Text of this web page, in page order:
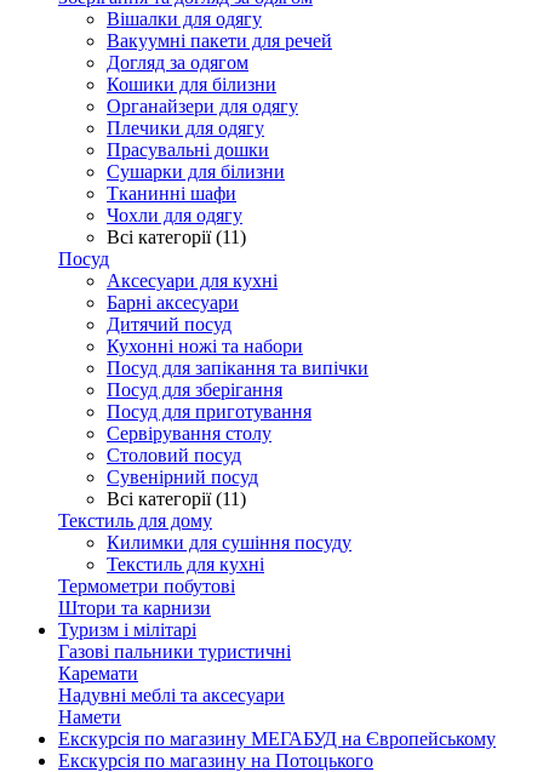
Вішалки для одягу
Вакуумні пакети для речей
Догляд за одягом
Кошики для білизни
Органайзери для одягу
Плечики для одягу
Прасувальні дошки
Сушарки для білизни
Тканинні шафи
Чохли для одягу
Всі категорії (11)
Посуд
Аксесуари для кухні
Барні аксесуари
Дитячий посуд
Кухонні ножі та набори
Посуд для запікання та випічки
Посуд для зберігання
Посуд для приготування
Сервірування столу
Столовий посуд
Сувенірний посуд
Всі категорії (11)
Текстиль для дому
Килимки для сушіння посуду
Текстиль для кухні
Термометри побутові
Штори та карнизи
Туризм і мілітарі
Газові пальники туристичні
Каремати
Надувні меблі та аксесуари
Намети
Екскурсія по магазину МЕГАБУД на Європейському
Екскурсія по магазину на Потоцького